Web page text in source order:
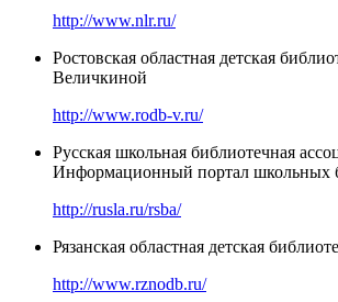
http://www.nlr.ru/
Ростовская областная детская
Величкиной
http://www.rodb-v.ru/
Русская школьная библиотечная
Информационный портал школьных
http://rusla.ru/rsba/
Рязанская областная детская
http://www.rznodb.ru/